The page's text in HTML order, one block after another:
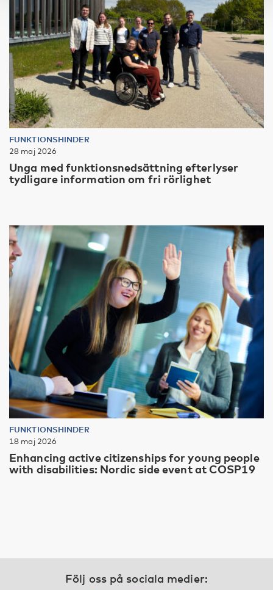
FUNKTIONSHINDER
28 maj 2026
Unga med funktionsnedsättning efterlyser
tydligare information om fri rörlighet
FUNKTIONSHINDER
18 maj 2026
Enhancing active citizenships for young people
with disabilities: Nordic side event at COSP19
Följ oss på sociala medier: